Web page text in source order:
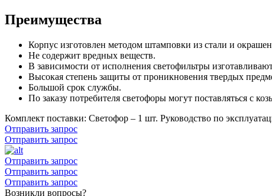
Преимущества
Корпус изготовлен методом штамповки из стали и
Не содержит вредных веществ.
В зависимости от исполнения светофильтры
Высокая степень защиты от проникновения твердых
Большой срок службы.
По заказу потребителя светофоры могут поставляться с
Комплект поставки: Светофор – 1 шт. Руководство по
Отправить запрос
Отправить запрос
Отправить запрос
Отправить запрос
Отправить запрос
Возникли вопросы?